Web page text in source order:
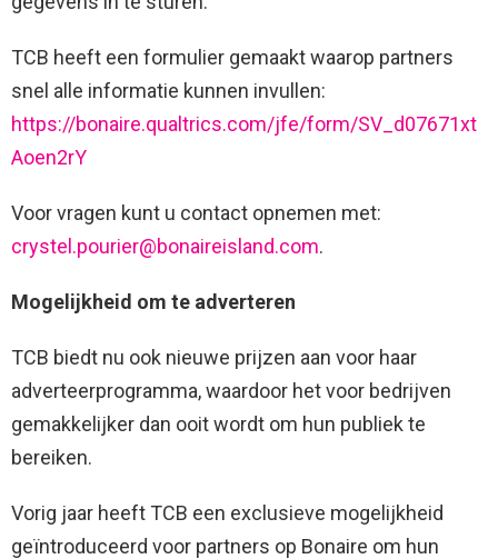
TCB heeft een formulier gemaakt waarop partners
snel alle informatie kunnen invullen:
https://bonaire.qualtrics.com/jfe/form/SV_d07671xt
Aoen2rY
Voor vragen kunt u contact opnemen met:
crystel.pourier@bonaireisland.com.
Mogelijkheid om te adverteren
TCB biedt nu ook nieuwe prijzen aan voor haar
adverteerprogramma, waardoor het voor bedrijven
gemakkelijker dan ooit wordt om hun publiek te
bereiken.
Vorig jaar heeft TCB een exclusieve mogelijkheid
geïntroduceerd voor partners op Bonaire om hun